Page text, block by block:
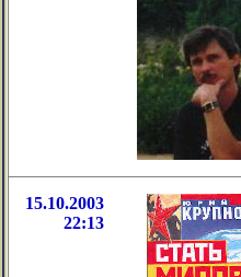
15.10.2003
22:13